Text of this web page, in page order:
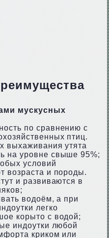
мускусных
по сравнению с
птиц.
выхаживания утята
на уровне свыше 95%;
условий
возраста и породы.
и развиваются в
водоём, а при
легко
корыто с водой;
индоутки любой
криком или